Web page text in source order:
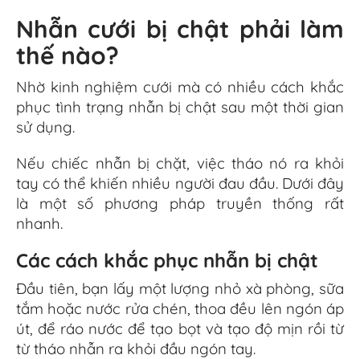
Nhẫn cưới bị chật phải làm
thế nào?
Nhờ kinh nghiệm cưới mà có nhiều cách khắc
phục tình trạng nhẫn bị chật sau một thời gian
sử dụng.
Nếu chiếc nhẫn bị chặt, việc tháo nó ra khỏi
tay có thể khiến nhiều người đau đầu. Dưới đây
là một số phương pháp truyền thống rất
nhanh.
Các cách khắc phục nhẫn bị chật
Đầu tiên, bạn lấy một lượng nhỏ xà phòng, sữa
tắm hoặc nước rửa chén, thoa đều lên ngón áp
út, để ráo nước để tạo bọt và tạođộ mịn rồi từ
từ tháo nhẫn ra khỏi đầu ngón tay.